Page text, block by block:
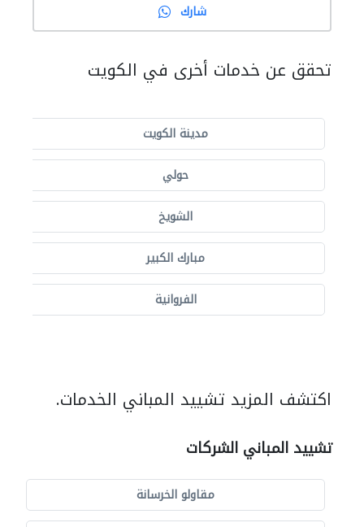
شارك
تحقق عن خدمات أخرى في الكويت
مدينة الكويت
حولي
الشويخ
مبارك الكبير
الفروانية
اكتشف المزيد تشييد المباني الخدمات.
تشييد المباني الشركات
مقاولو الخرسانة